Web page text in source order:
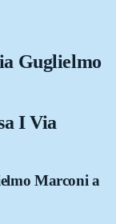
Guglielmo
I Via
Marconi a